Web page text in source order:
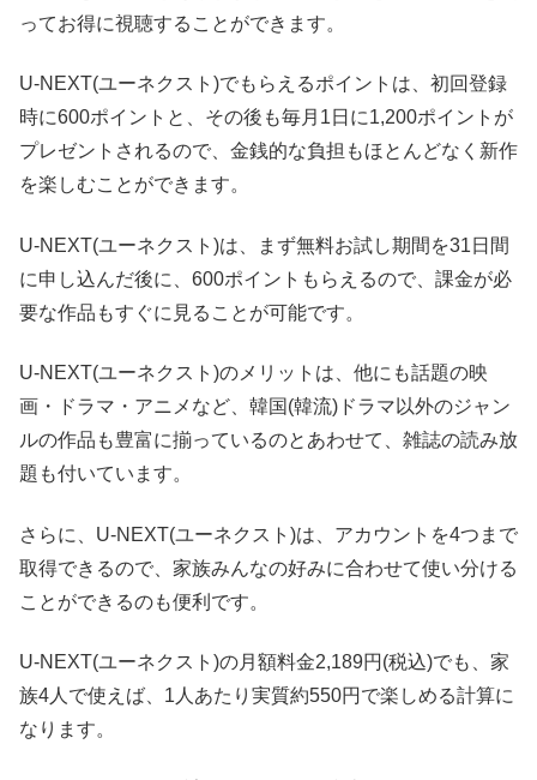
ってお得に視聴することができます。
U-NEXT(ユーネクスト)でもらえるポイントは、初回登録
時に600ポイントと、その後も毎月1日に1,200ポイントが
プレゼントされるので、金銭的な負担もほとんどなく新作
を楽しむことができます。
U-NEXT(ユーネクスト)は、まず無料お試し期間を31日間
に申し込んだ後に、600ポイントもらえるので、課金が必
要な作品もすぐに見ることが可能です。
U-NEXT(ユーネクスト)のメリットは、他にも話題の映
画・ドラマ・アニメなど、韓国(韓流)ドラマ以外のジャン
ルの作品も豊富に揃っているのとあわせて、雑誌の読み放
題も付いています。
さらに、U-NEXT(ユーネクスト)は、アカウントを4つまで
取得できるので、家族みんなの好みに合わせて使い分ける
ことができるのも便利です。
U-NEXT(ユーネクスト)の月額料金2,189円(税込)でも、家
族4人で使えば、1人あたり実質約550円で楽しめる計算に
なります。